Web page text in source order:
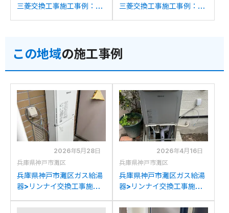
三菱交換工事施工事例：東
三菱交換工事施工事例：東
この地域の施工事例
2026年5月28日
兵庫県神戸市灘区
兵庫県神戸市灘区ガス給湯
器>リンナイ交換工事施工
からリンナイRUJ-
2026年4月16日
兵庫県神戸市灘区
兵庫県神戸市灘区ガス給湯
器>リンナイ交換工事施工
SK2401AWからリンナイ